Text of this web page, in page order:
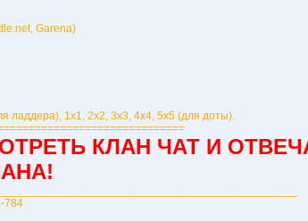
Garena)
ладдера), 1х1, 2х2, 3х3, 4х4, 5х5 (для доты).
КЛАН ЧАТ И
784